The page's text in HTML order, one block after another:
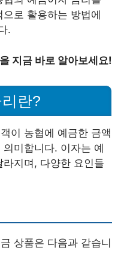
로 활용하는 방법에
.
지금 바로 알아보세요!
란?
이 농협에 예금한 금액
미합니다. 이자는 예
지며, 다양한 요인들
상품은 다음과 같습니